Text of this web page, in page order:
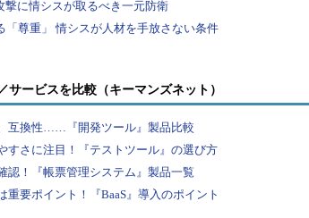
サービスを比較（キーマンズネット）
互換性……『開発ツール』製品比較
すさに注目！『テストツール』の選び方
認！『帳票管理システム』製品一覧
重要ポイント！『BaaS』導入のポイント